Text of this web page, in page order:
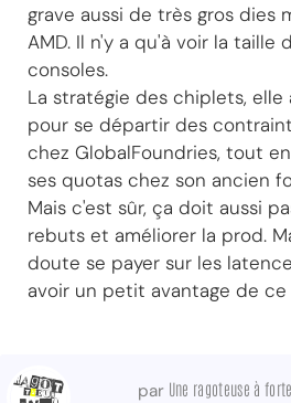
grave aussi de très gros dies
AMD. Il n'y a qu'à voir la taille
consoles.
La stratégie des chiplets,
pour se départir des
chez GlobalFoundries, tout
ses quotas chez son ancien
Mais c'est sûr, ça doit aussi
rebuts et améliorer la prod.
doute se payer sur les
avoir un petit avantage de
par Une ragoteuse à